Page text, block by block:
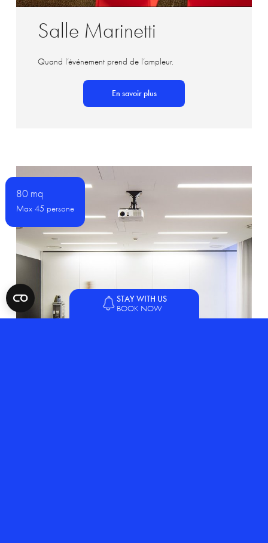
STAY WITH US
BOOK NOW
Salle Marinetti
Quand l’événement prend de l’ampleur.
En savoir plus
80 mq
Max 45 persone